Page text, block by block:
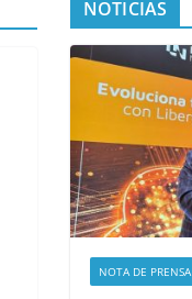
NOTICIAS
NOTA DE PRENSA